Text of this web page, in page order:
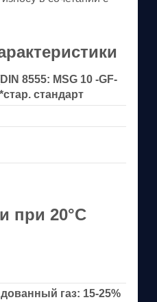
8555: MSG 10 -GF-
стандарт
при 20°С
газ: 15-25%